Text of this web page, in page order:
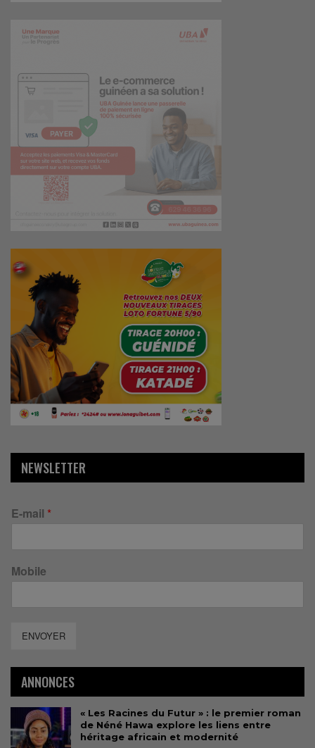
NEWSLETTER
E-mail *
Mobile
ENVOYER
ANNONCES
« Les Racines du Futur » : le premier roman
de Néné Hawa explore les liens entre
héritage africain et modernité